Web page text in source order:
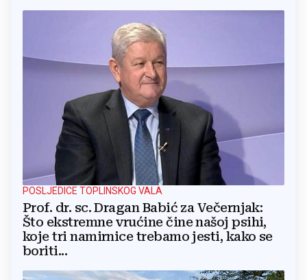
POSLJEDICE TOPLINSKOG VALA
Prof. dr. sc. Dragan Babić za Večernjak:
Što ekstremne vrućine čine našoj psihi,
koje tri namirnice trebamo jesti, kako se
boriti...